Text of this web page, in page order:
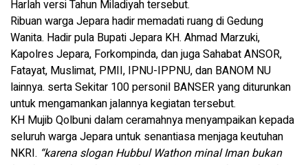
Harlah versi Tahun Miladiyah tersebut.
Ribuan warga Jepara hadir memadati ruang di Gedung
Wanita. Hadir pula Bupati Jepara KH. Ahmad Marzuki,
Kapolres Jepara, Forkompinda, dan juga Sahabat ANSOR,
Fatayat, Muslimat, PMII, IPNU-IPPNU, dan BANOM NU
lainnya. serta Sekitar 100 personil BANSER yang diturunkan
untuk mengamankan jalannya kegiatan tersebut.
KH Mujib Qolbuni dalam ceramahnya menyampaikan kepada
seluruh warga Jepara untuk senantiasa menjaga keutuhan
NKRI. “karena slogan Hubbul Wathon minal Iman bukan